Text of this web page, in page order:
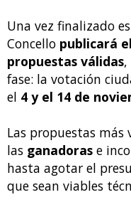
Una vez finalizado
Concello publicará
propuestas válidas
fase: la votación
el 4 y el 14 de
Las propuestas más
las ganadoras e
hasta agotar el
que sean viables